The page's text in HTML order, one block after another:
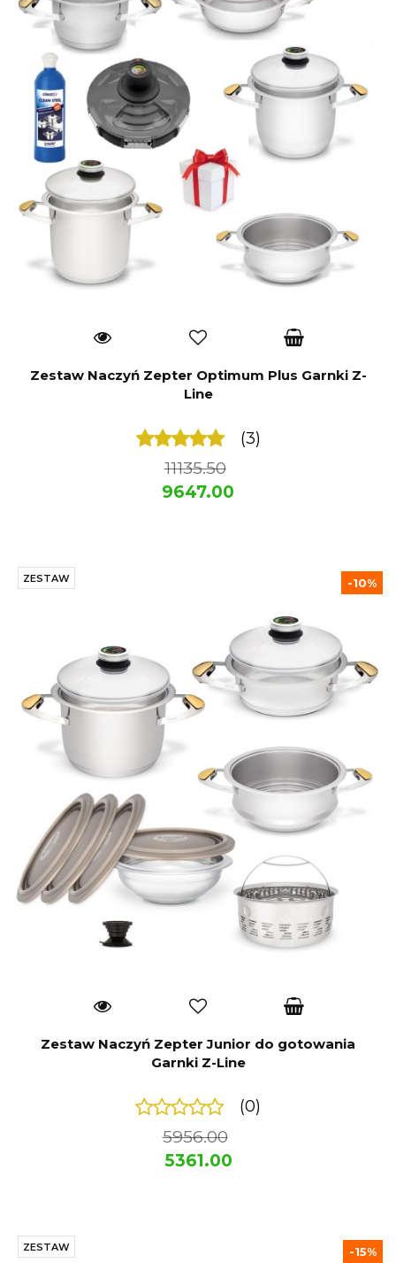
Zestaw Naczyń Zepter Optimum Plus Garnki Z-
Line
(3)
11135.50
9647.00
ZESTAW
Zestaw Naczyń Zepter Junior do gotowania
Garnki Z-Line
(0)
5956.00
-10%
5361.00
ZESTAW -15%